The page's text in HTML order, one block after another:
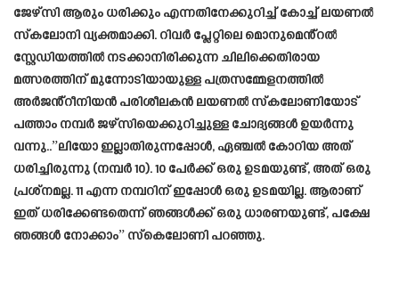
ജേഴ്‌സി ആരും ധരിക്കും എന്നതിനേക്കുറിച്ച് കോച്ച് ലയണൽ
സ്‌കലോനി വ്യക്തമാക്കി. റിവർ പ്ലേറ്റിലെ മൊനുമെൻ്റൽ
സ്റ്റേഡിയത്തിൽ നടക്കാനിരിക്കുന്ന ചിലിക്കെതിരായ
മത്സരത്തിന് മുന്നോടിയായുള്ള പത്രസമ്മേളനത്തിൽ
അർജൻ്റീനിയൻ പരിശീലകൻ ലയണൽ സ്‌കലോണിയോട്
പത്താം നമ്പർ ജഴ്‌സിയെക്കുറിച്ചുള്ള ചോദ്യങ്ങൾ ഉയർന്നു
വന്നു..”ലിയോ ഇല്ലാതിരുന്നപ്പോൾ, ഏഞ്ചൽ കോറിയ അത്
ധരിച്ചിരുന്നു (നമ്പർ 10). 10 പേർക്ക് ഒരു ഉടമയുണ്ട്, അത് ഒരു
പ്രശ്നമല്ല. 11 എന്ന നമ്പറിന് ഇപ്പോൾ ഒരു ഉടമയില്ല. ആരാണ്
ഇത് ധരിക്കേണ്ടതെന്ന് ഞങ്ങൾക്ക് ഒരു ധാരണയുണ്ട്, പക്ഷേ
ഞങ്ങൾ നോക്കാം” സ്കെലോണി പറഞ്ഞു.